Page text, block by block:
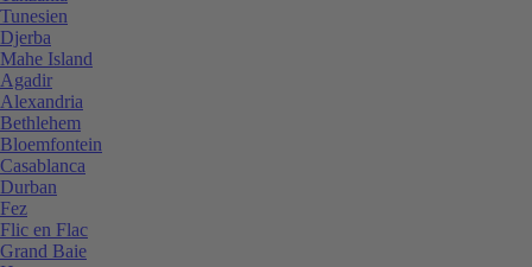
Tunesien
Djerba
Mahe Island
Agadir
Alexandria
Bethlehem
Bloemfontein
Casablanca
Durban
Fez
Flic en Flac
Grand Baie